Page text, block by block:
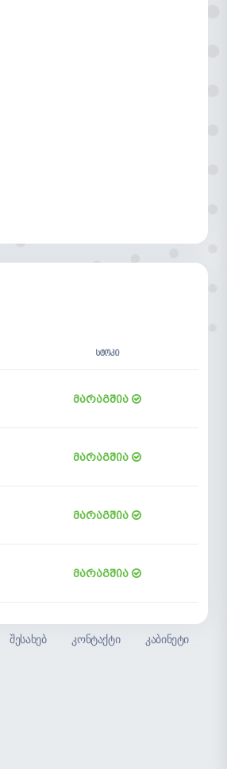
ᲡᲢᲝᲙᲘ
მარაგშია
მარაგშია
მარაგშია
მარაგშია
შესახებ კონტაქტი კაბინეტი